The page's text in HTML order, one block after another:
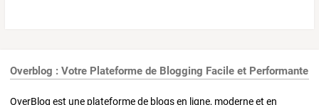
Overblog : Votre Plateforme de Blogging Facile et Performante
OverBlog est une plateforme de blogs en ligne, moderne et en